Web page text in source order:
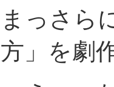
まっさら
方」を劇